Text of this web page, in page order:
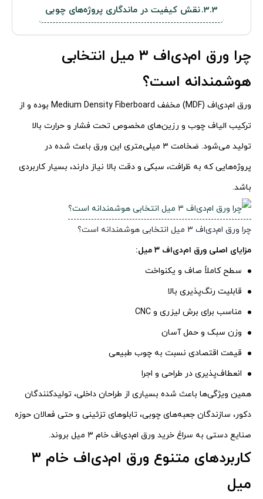
نقش کیفیت در ماندگاری پروژه‌های چوبی
چرا ورق ام‌دی‌اف ۳ میل انتخابی
هوشمندانه است؟
ورق ام‌دی‌اف (MDF) مخفف Medium Density Fiberboard بوده و از
ترکیب الیاف چوب و رزین‌های مخصوص تحت فشار و حرارت بالا
تولید می‌شود. ضخامت ۳ میلی‌متری این ورق باعث شده در
پروژه‌هایی که به ظرافت، سبکی و دقت بالا نیاز دارند، بسیار کاربردی
باشد.
چرا ورق ام‌دی‌اف ۳ میل انتخابی هوشمندانه است؟
مزایای اصلی ورق ام‌دی‌اف ۳ میل:
سطح کاملاً صاف و یکنواخت
قابلیت رنگ‌پذیری بالا
مناسب برای برش لیزری و CNC
وزن سبک و حمل آسان
قیمت اقتصادی نسبت به چوب طبیعی
انعطاف‌پذیری در طراحی و اجرا
همین ویژگی‌ها باعث شده بسیاری از طراحان داخلی، تولیدکنندگان
دکور، سازندگان جعبه‌های چوبی، تابلوهای تزئینی و حتی فعالان حوزه
صنایع دستی به سراغ خرید ورق ام‌دی‌اف خام ۳ میل بروند.
کاربردهای متنوع ورق ام‌دی‌اف خام ۳
میل